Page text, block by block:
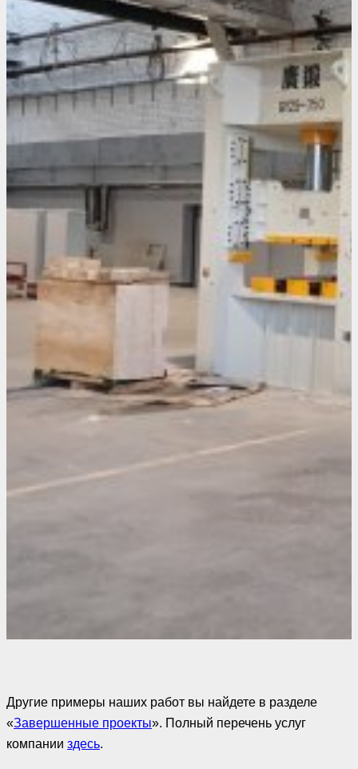
Другие примеры наших работ вы найдете в разделе
«Завершенные проекты». Полный перечень услуг
компании здесь.